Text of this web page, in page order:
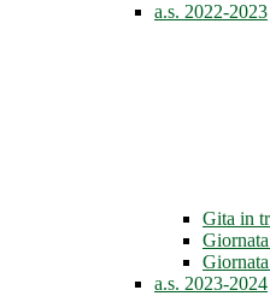
a.s. 2022-2023
Gita in
a.s. 2023-2024